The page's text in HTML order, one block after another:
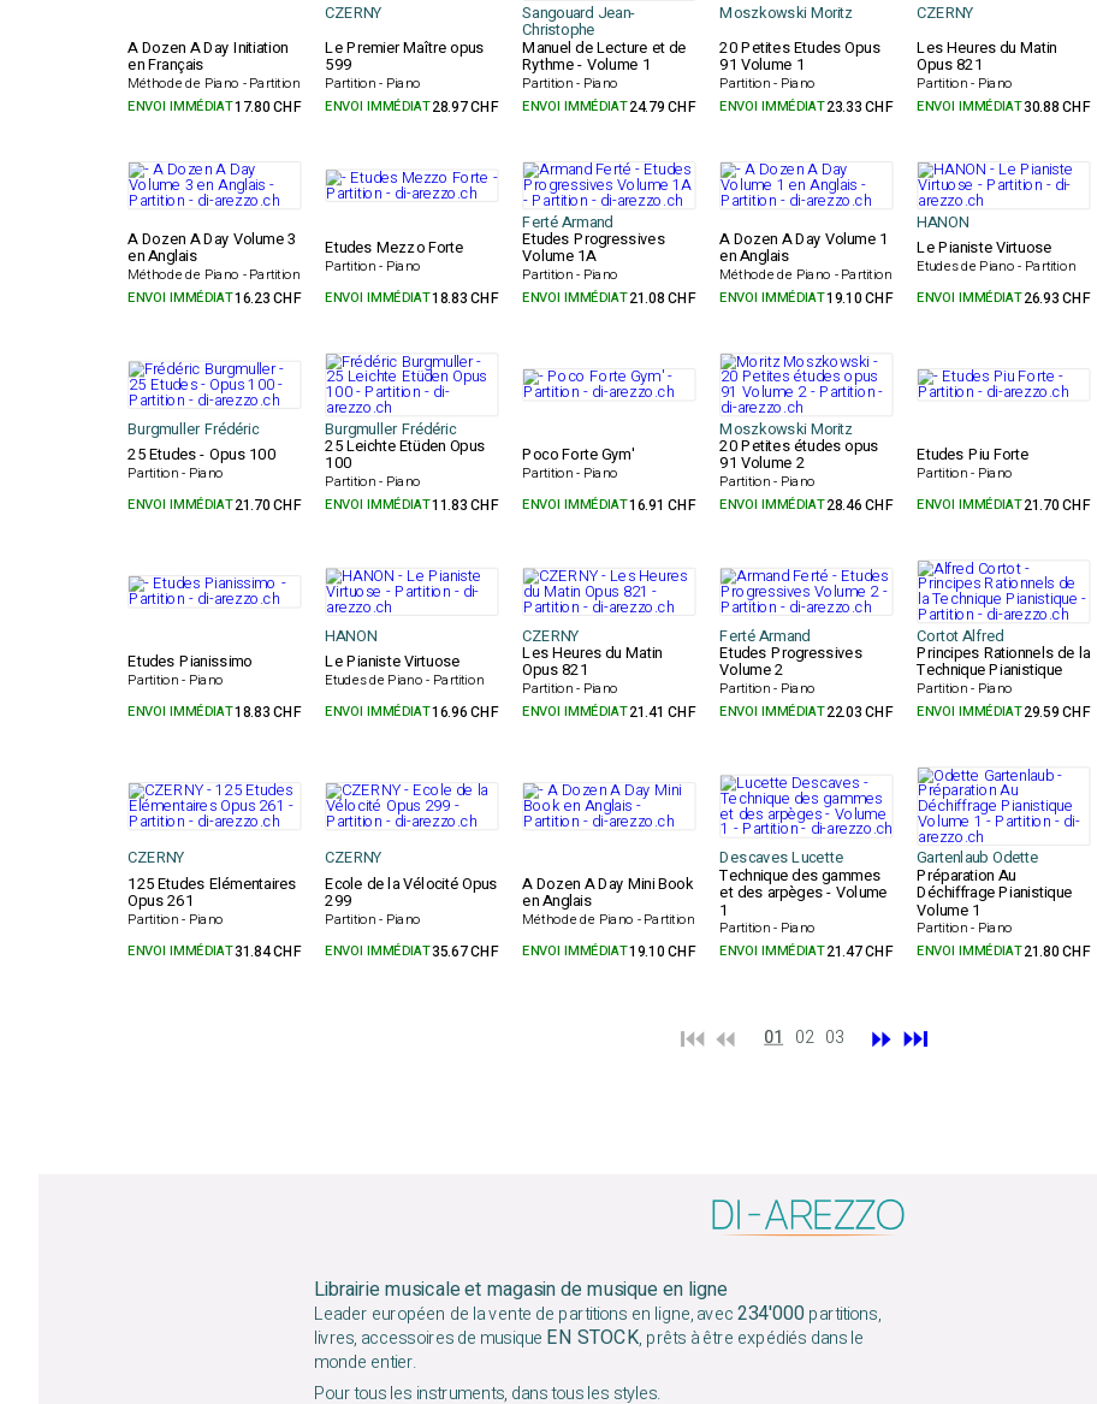
CZERNY Sangouard Jean-
Christophe
Moszkowski Moritz CZERNY
A Dozen A Day Initiation
en Français
Méthode de Piano - Partition
Le Premier Maître opus
599
Partition - Piano
Manuel de Lecture et de
Rythme - Volume 1
Partition - Piano
20 Petites Etudes Opus
91 Volume 1
Partition - Piano
Les Heures du Matin
Opus 821
Partition - Piano
ENVOI IMMÉDIAT17.80 CHF ENVOI IMMÉDIAT28.97 CHF ENVOI IMMÉDIAT24.79 CHF ENVOI IMMÉDIAT23.33 CHF ENVOI IMMÉDIAT30.88 CHF
Ferté Armand HANON
A Dozen A Day Volume 3
en Anglais
Méthode de Piano - Partition
Etudes Mezzo Forte
Partition - Piano
Etudes Progressives
Volume 1A
Partition - Piano
A Dozen A Day Volume 1
en Anglais
Méthode de Piano - Partition
Le Pianiste Virtuose
Etudes de Piano - Partition
ENVOI IMMÉDIAT16.23 CHF ENVOI IMMÉDIAT18.83 CHF ENVOI IMMÉDIAT21.08 CHF ENVOI IMMÉDIAT19.10 CHF ENVOI IMMÉDIAT26.93 CHF
Burgmuller Frédéric Burgmuller Frédéric Moszkowski Moritz
25 Etudes - Opus 100
Partition - Piano
25 Leichte Etüden Opus
100
Partition - Piano
Poco Forte Gym'
Partition - Piano
20 Petites études opus
91 Volume 2
Partition - Piano
Etudes Piu Forte
Partition - Piano
ENVOI IMMÉDIAT21.70 CHF ENVOI IMMÉDIAT11.83 CHF ENVOI IMMÉDIAT16.91 CHF ENVOI IMMÉDIAT28.46 CHF ENVOI IMMÉDIAT21.70 CHF
HANON CZERNY Ferté Armand Cortot Alfred
Etudes Pianissimo
Partition - Piano
Le Pianiste Virtuose
Etudes de Piano - Partition
Les Heures du Matin
Opus 821
Partition - Piano
Etudes Progressives
Volume 2
Partition - Piano
Principes Rationnels de la
Technique Pianistique
Partition - Piano
ENVOI IMMÉDIAT18.83 CHF ENVOI IMMÉDIAT16.96 CHF ENVOI IMMÉDIAT21.41 CHF ENVOI IMMÉDIAT22.03 CHF ENVOI IMMÉDIAT29.59 CHF
CZERNY CZERNY Descaves Lucette Gartenlaub Odette
125 Etudes Elémentaires
Opus 261
Partition - Piano
Ecole de la Vélocité Opus
299
Partition - Piano
A Dozen A Day Mini Book
en Anglais
Méthode de Piano - Partition
Technique des gammes
et des arpèges - Volume
1
Partition - Piano
Préparation Au
Déchiffrage Pianistique
Volume 1
Partition - Piano
ENVOI IMMÉDIAT31.84 CHF ENVOI IMMÉDIAT35.67 CHF ENVOI IMMÉDIAT19.10 CHF ENVOI IMMÉDIAT21.47 CHF ENVOI IMMÉDIAT21.80 CHF
⏮️ ⏪ 01 02 03 ⏩ ⏭️
Librairie musicale et magasin de musique en ligne
Leader européen de la vente de partitions en ligne, avec234'000partitions,
livres, accessoires de musique EN STOCK, prêts à être expédiés dans le
monde entier.
Pour tous les instruments, dans tous les styles.